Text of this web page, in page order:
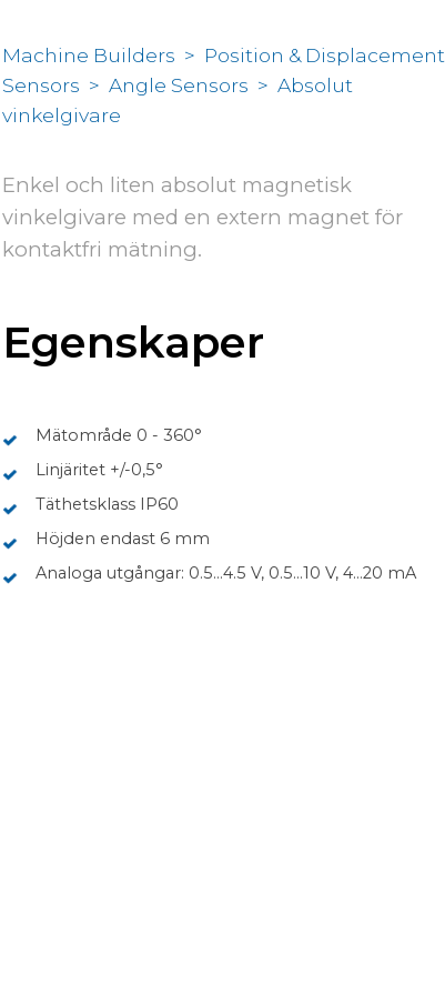
Machine Builders > Position & Displacement
Sensors > Angle Sensors > Absolut
vinkelgivare
Enkel och liten absolut magnetisk
vinkelgivare med en extern magnet för
kontaktfri mätning.
Egenskaper
Mätområde 0 - 360°
Linjäritet +/-0,5°
Täthetsklass IP60
Höjden endast 6 mm
Analoga utgångar: 0.5...4.5 V, 0.5...10 V, 4...20 mA